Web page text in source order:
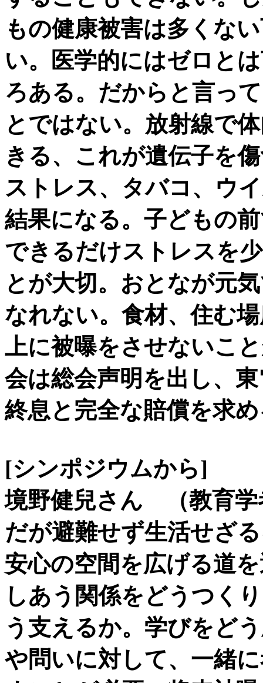
もの健康被害は多くな
い。医学的にはゼロと
ろある。だからと言っ
とではない。放射線で
きる、これが遺伝子を
ストレス、タバコ、ウ
結果になる。子どもの
できるだけストレスを
とが大切。おとなが元
なれない。食材、住む
上に被曝をさせないこ
会は総会声明を出し、
終息と完全な賠償を求
[シンポジウムから]
境野健兒さん （教育学
だが避難せず生活せざ
安心の空間を広げる道
しあう関係をどうつく
う支えるか。学びをど
や問いに対して、一緒